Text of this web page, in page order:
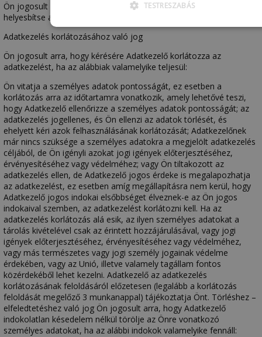
Ön jogosult arra, hogy kérésére Adatkezelő késedelem nélkül
helyesbítse az Önre vonatkozó pontatlan személyes adatokat.
Adatkezelés korlátozásához való jog
Ön jogosult arra, hogy kérésére Adatkezelő korlátozza az
adatkezelést, ha az alábbiak valamelyike teljesül:
Ön vitatja a személyes adatok pontosságát, ez esetben a
korlátozás arra az időtartamra vonatkozik, amely lehetővé teszi,
hogy Adatkezelő ellenőrizze a személyes adatok pontosságát; az
adatkezelés jogellenes, és Ön ellenzi az adatok törlését, és
ehelyett kéri azok felhasználásának korlátozását; Adatkezelőnek
már nincs szüksége a személyes adatokra a megjelölt adatkezelés
céljából, de Ön igényli azokat jogi igények előterjesztéséhez,
érvényesítéséhez vagy védelméhez; vagy Ön tiltakozott az
adatkezelés ellen, de Adatkezelő jogos érdeke is megalapozhatja
az adatkezelést, ez esetben amíg megállapításra nem kerül, hogy
Adatkezelő jogos indokai elsőbbséget élveznek-e az Ön jogos
indokaival szemben, az adatkezelést korlátozni kell. Ha az
adatkezelés korlátozás alá esik, az ilyen személyes adatokat a
tárolás kivételével csak az érintett hozzájárulásával, vagy jogi
igények előterjesztéséhez, érvényesítéséhez vagy védelméhez,
vagy más természetes vagy jogi személy jogainak védelme
érdekében, vagy az Unió, illetve valamely tagállam fontos
közérdekéből lehet kezelni. Adatkezelő az adatkezelés
korlátozásának feloldásáról előzetesen (legalább a korlátozás
feloldását megelőző 3 munkanappal) tájékoztatja Önt. Törléshez –
elfeledtetéshez való jog Ön jogosult arra, hogy Adatkezelő
indokolatlan késedelem nélkül törölje az Önre vonatkozó
személyes adatokat, ha az alábbi indokok valamelyike fennáll:
TESTRESZABÁS